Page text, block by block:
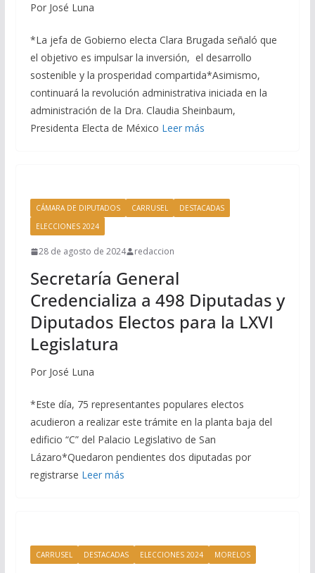
Por José Luna
*La jefa de Gobierno electa Clara Brugada señaló que
el objetivo es impulsar la inversión, el desarrollo
sostenible y la prosperidad compartida*Asimismo,
continuará la revolución administrativa iniciada en la
administración de la Dra. Claudia Sheinbaum,
Presidenta Electa de México Leer más
CÁMARA DE DIPUTADOS CARRUSEL
DESTACADAS
ELECCIONES 2024
28 de agosto de 2024 redaccion
Secretaría General
Credencializa a 498 Diputadas y
Diputados Electos para la LXVI
Legislatura
Por José Luna
*Este día, 75 representantes populares electos
acudieron a realizar este trámite en la planta baja del
edificio “C” del Palacio Legislativo de San
Lázaro*Quedaron pendientes dos diputadas por
registrarse Leer más
CARRUSEL DESTACADAS ELECCIONES 2024 MORELOS